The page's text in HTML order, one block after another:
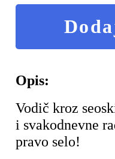
Opis:
Vodič kroz
i svakodnevne
pravo selo!